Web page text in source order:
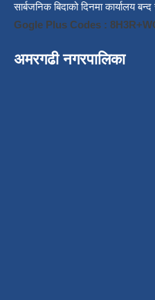
सार्बजनिक बिदाको दिनमा कार्यालय
Gogle Plus Codes :
अमरगढी नगरपालिका